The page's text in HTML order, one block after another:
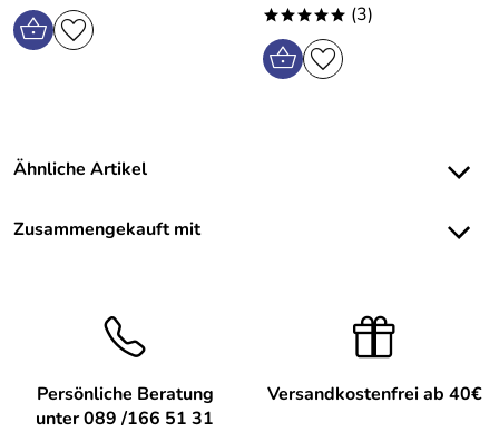
***** (3)
Ähnliche Artikel
Zusammengekauft mit
Persönliche Beratung
unter 089 /166 51 31
Versandkostenfrei ab 40€